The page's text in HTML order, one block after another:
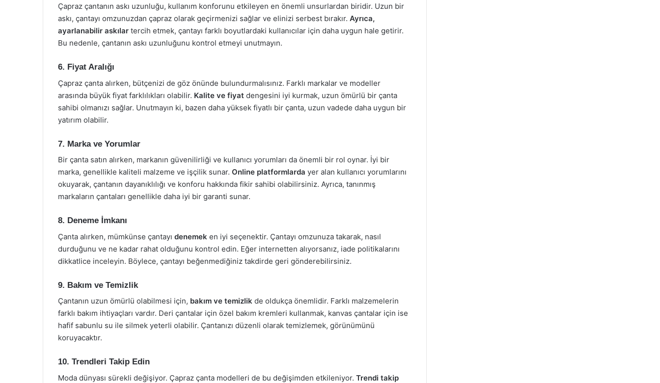
Çapraz çantanın askı uzunluğu, kullanım konforunu etkileyen en önemli unsurlardan biridir. Uzun bir
askı, çantayı omzunuzdan çapraz olarak geçirmenizi sağlar ve elinizi serbest bırakır. Ayrıca,
ayarlanabilir askılar tercih etmek, çantayı farklı boyutlardaki kullanıcılar için daha uygun hale getirir.
Bu nedenle, çantanın askı uzunluğunu kontrol etmeyi unutmayın.
6. Fiyat Aralığı
Çapraz çanta alırken, bütçenizi de göz önünde bulundurmalısınız. Farklı markalar ve modeller
arasında büyük fiyat farklılıkları olabilir. Kalite ve fiyat dengesini iyi kurmak, uzun ömürlü bir çanta
sahibi olmanızı sağlar. Unutmayın ki, bazen daha yüksek fiyatlı bir çanta, uzun vadede daha uygun bir
yatırım olabilir.
7. Marka ve Yorumlar
Bir çanta satın alırken, markanın güvenilirliği ve kullanıcı yorumları da önemli bir rol oynar. İyi bir
marka, genellikle kaliteli malzeme ve işçilik sunar. Online platformlarda yer alan kullanıcı yorumlarını
okuyarak, çantanın dayanıklılığı ve konforu hakkında fikir sahibi olabilirsiniz. Ayrıca, tanınmış
markaların çantaları genellikle daha iyi bir garanti sunar.
8. Deneme İmkanı
Çanta alırken, mümkünse çantayı denemek en iyi seçenektir. Çantayı omzunuza takarak, nasıl
durduğunu ve ne kadar rahat olduğunu kontrol edin. Eğer internetten alıyorsanız, iade politikalarını
dikkatlice inceleyin. Böylece, çantayı beğenmediğiniz takdirde geri gönderebilirsiniz.
9. Bakım ve Temizlik
Çantanın uzun ömürlü olabilmesi için, bakım ve temizlik de oldukça önemlidir. Farklı malzemelerin
farklı bakım ihtiyaçları vardır. Deri çantalar için özel bakım kremleri kullanmak, kanvas çantalar için ise
hafif sabunlu su ile silmek yeterli olabilir. Çantanızı düzenli olarak temizlemek, görünümünü
koruyacaktır.
10. Trendleri Takip Edin
Moda dünyası sürekli değişiyor. Çapraz çanta modelleri de bu değişimden etkileniyor. Trendi takip